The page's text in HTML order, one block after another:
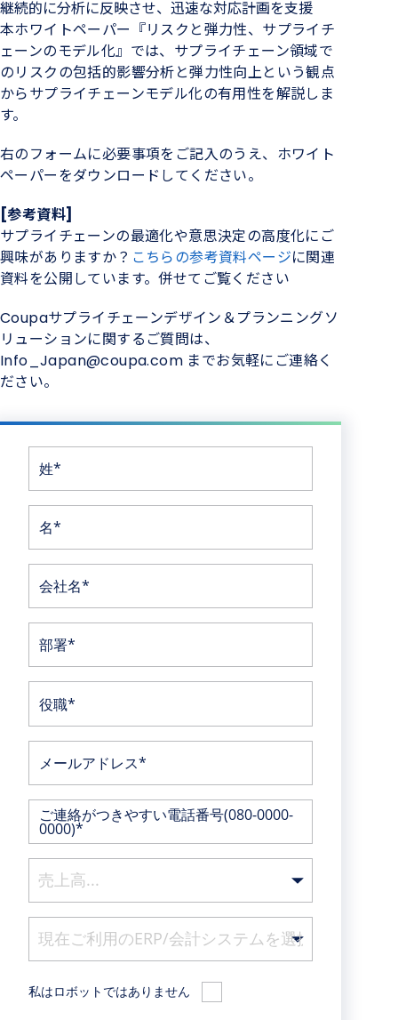
私はロボットではありません
姓*
名*
会社名*
部署*
役職*
メールアドレス*
ご連絡がつきやすい電話番号(080-0000-
0000)*
継続的に分析に反映させ、迅速な対応計画を支援
本ホワイトペーパー『リスクと弾力性、サプライチ
ェーンのモデル化』では、サプライチェーン領域で
のリスクの包括的影響分析と弾力性向上という観点
からサプライチェーンモデル化の有用性を解説しま
す。
右のフォームに必要事項をご記入のうえ、ホワイト
ペーパーをダウンロードしてください。
[参考資料]
サプライチェーンの最適化や意思決定の高度化にご
興味がありますか？ こちらの参考資料ページに関連
資料を公開しています。併せてご覧ください
Coupaサプライチェーンデザイン＆プランニングソ
リューションに関するご質問は、
Info_Japan@coupa.com までお気軽にご連絡く
ださい。